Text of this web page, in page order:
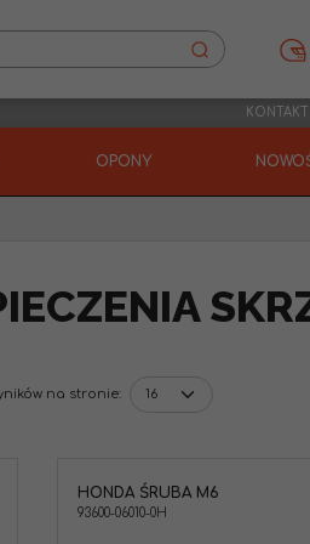
KONTAKT
OPONY
na stronie:
M6
,
HONDA ŚRUBA M6
93600-06010-0H
Honda 91012-KA3-
łożyska skrzyni